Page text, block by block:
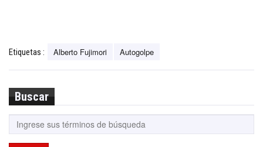
Etiquetas : Alberto Fujimori Autogolpe
Buscar